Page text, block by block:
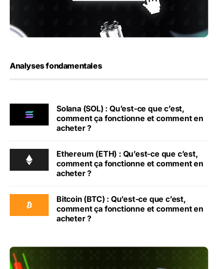
Analyses fondamentales
Solana (SOL) : Qu’est-ce que c’est,
comment ça fonctionne et comment en
acheter ?
Ethereum (ETH) : Qu’est-ce que c’est,
comment ça fonctionne et comment en
acheter ?
Bitcoin (BTC) : Qu’est-ce que c’est,
comment ça fonctionne et comment en
acheter ?